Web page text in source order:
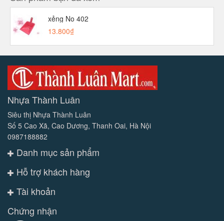
xẻng No 402
13.800₫
Nhựa Thành Luân
Siêu thị Nhựa Thành Luân
Số 5 Cao Xã, Cao Dương, Thanh Oai, Hà Nội
0987188882
Danh mục sản phẩm
Hỗ trợ khách hàng
Tài khoản
Chứng nhận